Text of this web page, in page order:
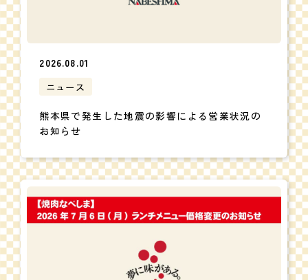
2026.08.01
ニュース
熊本県で発生した地震の影響による営業状況の
お知らせ